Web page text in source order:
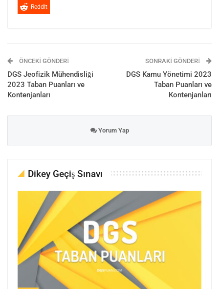
ReddIt
ÖNCEKI GÖNDERI
DGS Jeofizik Mühendisliği
2023 Taban Puanları ve
Kontenjanları
SONRAKI GÖNDERI
DGS Kamu Yönetimi 2023
Taban Puanları ve
Kontenjanları
Yorum Yap
Dikey Geçiş Sınavı